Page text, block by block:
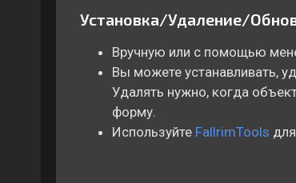
Установка/Удаление/
Вручную или с помощью
Вы можете устанавливать,
Удалять нужно, когда
форму.
Используйте FallrimTools